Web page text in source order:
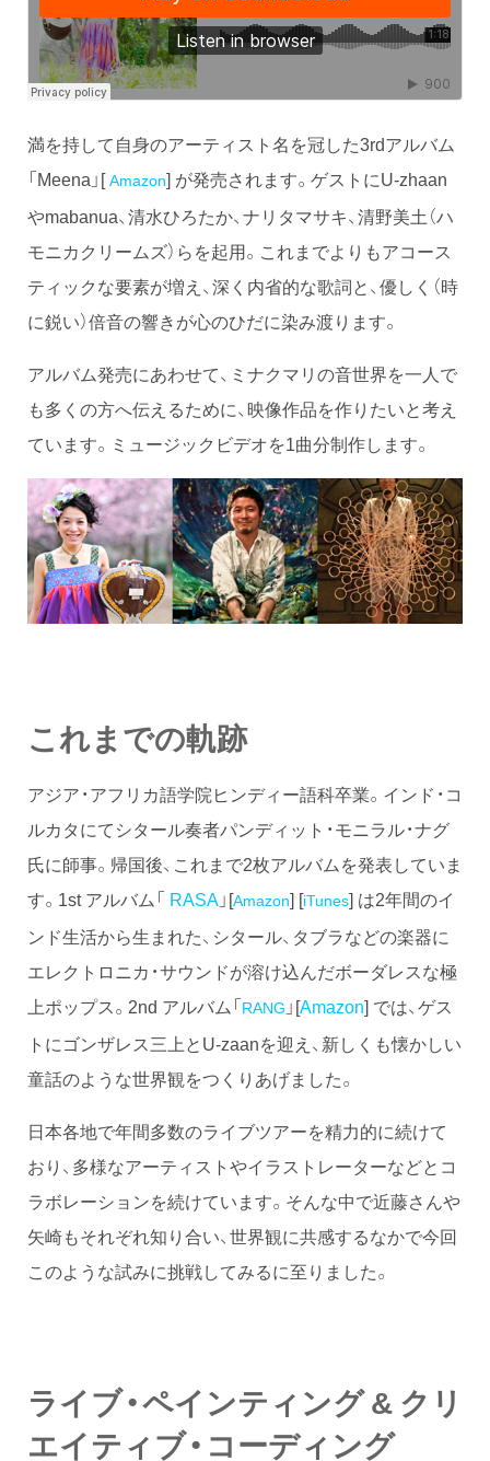
満を持して自身のアーティスト名を冠した3rdアルバム
「Meena」[Amazon] が発売されます。ゲストにU-zhaan
やmabanua、清水ひろたか、ナリタマサキ、清野美土（ハ
モニカクリームズ）らを起用。これまでよりもアコース
ティックな要素が増え、深く内省的な歌詞と、優しく（時
に鋭い）倍音の響きが心のひだに染み渡ります。
アルバム発売にあわせて、ミナクマリの音世界を一人で
も多くの方へ伝えるために、映像作品を作りたいと考え
ています。ミュージックビデオを1曲分制作します。
これまでの軌跡
アジア・アフリカ語学院ヒンディー語科卒業。インド・コ
ルカタにてシタール奏者パンディット・モニラル・ナグ
氏に師事。帰国後、これまで2枚アルバムを発表していま
す。1st アルバム「 RASA」[Amazon] [iTunes] は2年間のイ
ンド生活から生まれた、シタール、タブラなどの楽器に
エレクトロニカ・サウンドが溶け込んだボーダレスな極
上ポップス。2nd アルバム「RANG 」[Amazon] では、ゲス
トにゴンザレス三上とU-zaanを迎え、新しくも懐かしい
童話のような世界観をつくりあげました。
日本各地で年間多数のライブツアーを精力的に続けて
おり、多様なアーティストやイラストレーターなどとコ
ラボレーションを続けています。そんな中で近藤さんや
矢崎もそれぞれ知り合い、世界観に共感するなかで今回
このような試みに挑戦してみるに至りました。
ライブ・ペインティング & クリ
エイティブ・コーディング